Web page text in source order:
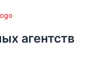
агентств